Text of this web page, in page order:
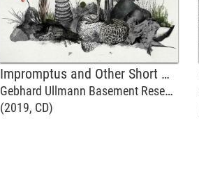
Impromptus and Other Short Works
Gebhard Ullmann Basement Research
(2019, CD)